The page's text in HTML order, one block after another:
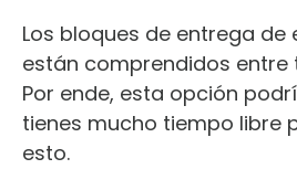
Los bloques de entrega
están comprendidos entre
Por ende, esta opción
tienes mucho tiempo libre
esto.